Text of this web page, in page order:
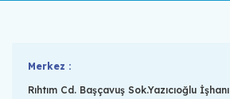
Merkez :
Rıhtım Cd. Başçavuş Sok.Yazıcıoğlu